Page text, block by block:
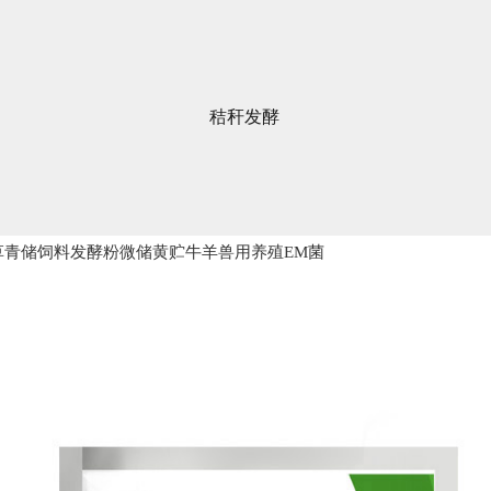
秸秆发酵
储饲料发酵粉微储黄贮牛羊兽用养殖EM菌